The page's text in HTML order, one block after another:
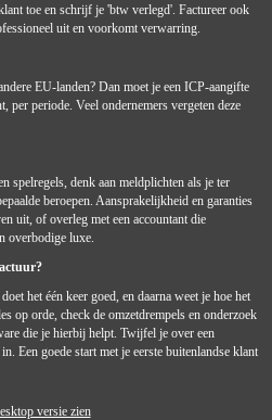
toe en schrijf je 'btw verlegd'. Factureer ook
uit en voorkomt verwarring.
EU-landen? Dan moet je een ICP-aangifte
per periode. Veel ondernemers vergeten deze
spelregels, denk aan meldplichten als je ter
beroepen. Aansprakelijkheid en garanties
uit, of overleg met een accountant die
overbodige luxe.
het één keer goed, en daarna weet je hoe het
op orde, check de omzetdrempels en onderzoek
die je hierbij helpt. Twijfel je over een
Een goede start met je eerste buitenlandse klant
versie zien